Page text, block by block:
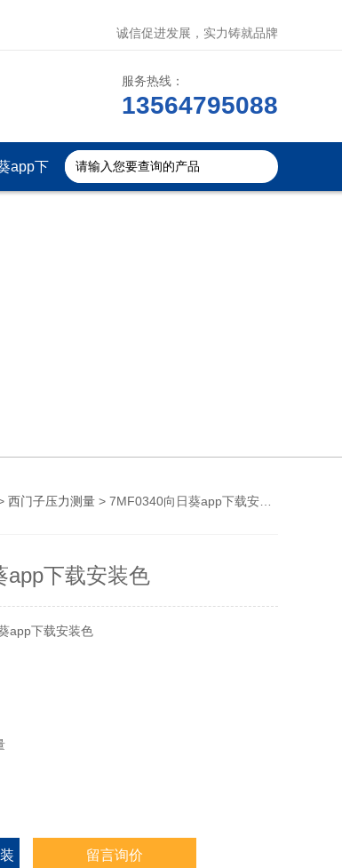
诚信促进发展，实力铸就品牌
服务热线：
13564795088
app下
西门子压力测量 > 7MF0340向日葵app下载安装色
app下载安装色
葵app下载安装色
留言询价